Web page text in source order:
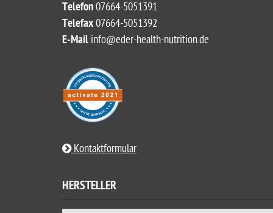
Telefon07664-5051391
Telefax07664-5051392
E-Mail info@eder-health-nutrition.de
Kontaktformular
HERSTELLER